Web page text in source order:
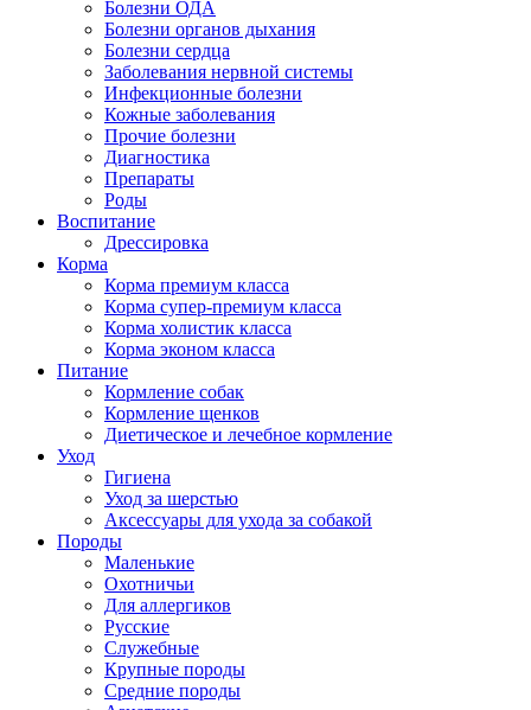
Болезни ОДА
Болезни органов дыхания
Болезни сердца
Заболевания нервной системы
Инфекционные болезни
Кожные заболевания
Прочие болезни
Диагностика
Препараты
Роды
Воспитание
Дрессировка
Корма
Корма премиум класса
Корма супер-премиум класса
Корма холистик класса
Корма эконом класса
Питание
Кормление собак
Кормление щенков
Диетическое и лечебное кормление
Уход
Гигиена
Уход за шерстью
Аксессуары для ухода за собакой
Породы
Маленькие
Охотничьи
Для аллергиков
Русские
Служебные
Крупные породы
Средние породы